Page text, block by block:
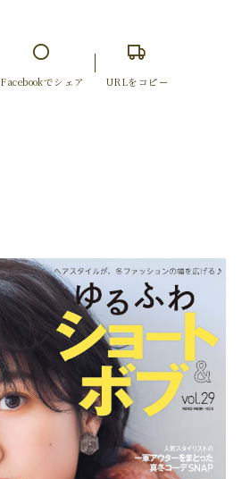
Facebookでシェア URLをコピー